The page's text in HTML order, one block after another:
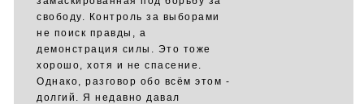
свободу. Контроль за выборами
не поиск правды, а
демонстрация силы. Это тоже
хорошо, хотя и не спасение.
Однако, разговор обо всём этом -
долгий. Я недавно давал